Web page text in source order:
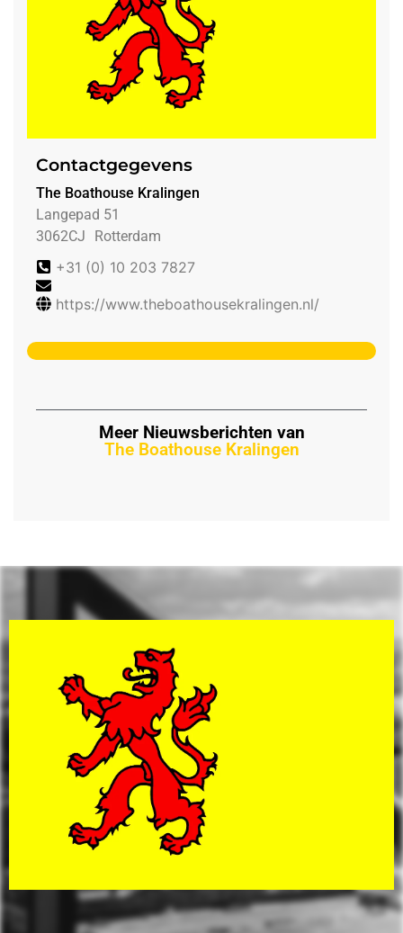
Contactgegevens
The Boathouse Kralingen
Langepad 51
3062CJ
Rotterdam
+31 (0) 10 203 7827
https://www.theboathousekralingen.nl/
Meer Nieuwsberichten van
The Boathouse Kralingen